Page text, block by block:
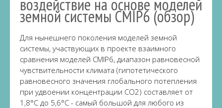
воздействие на основе моделей
земной системы CMIP6 (обзор)
Для нынешнего поколения моделей земной
системы, участвующих в проекте взаимного
сравнения моделей CMIP6, диапазон равновесной
чувствительности климата (гипотетического
равновесного значения глобального потепления
при удвоении концентрации CO2) составляет от
1,8°C до 5,6°C - самый большой для любого из